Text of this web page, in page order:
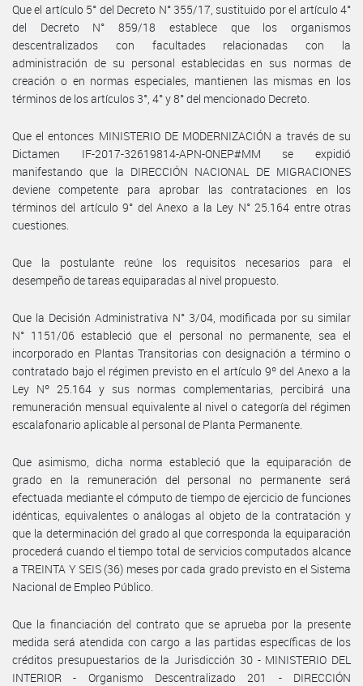
Que el artículo 5° del Decreto N° 355/17, sustituido por el artículo 4°
del Decreto N° 859/18 establece que los organismos
descentralizados con facultades relacionadas con la
administración de su personal establecidas en sus normas de
creación o en normas especiales, mantienen las mismas en los
términos de los artículos 3°, 4° y 8° del mencionado Decreto.
Que el entonces MINISTERIO DE MODERNIZACIÓN a través de su
Dictamen IF-2017-32619814-APN-ONEP#MM se expidió
manifestando que la DIRECCIÓN NACIONAL DE MIGRACIONES
deviene competente para aprobar las contrataciones en los
términos del artículo 9° del Anexo a la Ley N° 25.164 entre otras
cuestiones.
Que la postulante reúne los requisitos necesarios para el
desempeño de tareas equiparadas al nivel propuesto.
Que la Decisión Administrativa N° 3/04, modificada por su similar
N° 1151/06 estableció que el personal no permanente, sea el
incorporado en Plantas Transitorias con designación a término o
contratado bajo el régimen previsto en el artículo 9º del Anexo a la
Ley Nº 25.164 y sus normas complementarias, percibirá una
remuneración mensual equivalente al nivel o categoría del régimen
escalafonario aplicable al personal de Planta Permanente.
Que asimismo, dicha norma estableció que la equiparación de
grado en la remuneración del personal no permanente será
efectuada mediante el cómputo de tiempo de ejercicio de funciones
idénticas, equivalentes o análogas al objeto de la contratación y
que la determinación del grado al que corresponda la equiparación
procederá cuando el tiempo total de servicios computados alcance
a TREINTA Y SEIS (36) meses por cada grado previsto en el Sistema
Nacional de Empleo Público.
Que la financiación del contrato que se aprueba por la presente
medida será atendida con cargo a las partidas específicas de los
créditos presupuestarios de la Jurisdicción 30 - MINISTERIO DEL
INTERIOR - Organismo Descentralizado 201 - DIRECCIÓN